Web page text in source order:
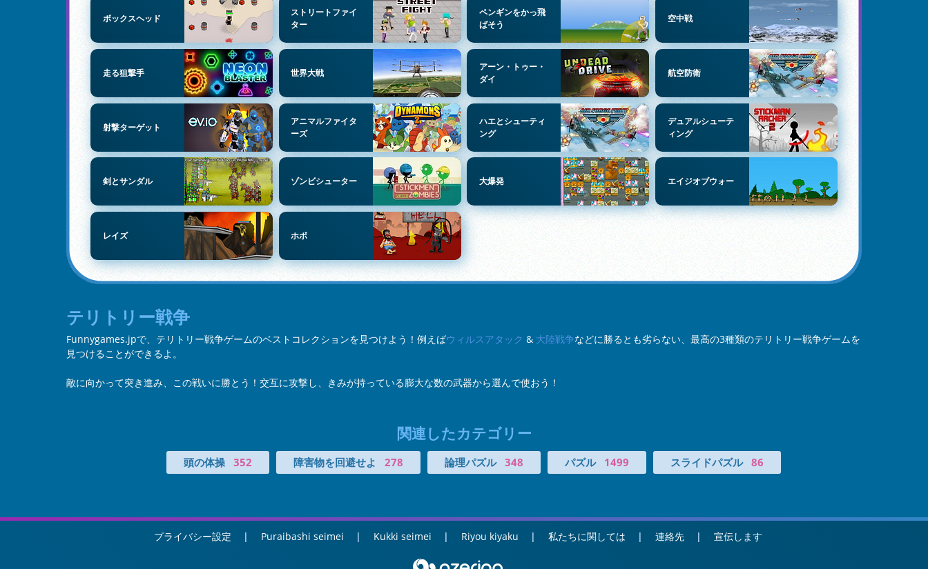
ボックスヘッド
ストリートファイ
ター
ペンギンをかっ飛
ばそう
空中戦
走る狙撃手 世界大戦
アーン・トゥー・
ダイ
航空防衛
射撃ターゲット
アニマルファイタ
ーズ
ハエとシューティ
ング
デュアルシューテ
ィング
剣とサンダル ゾンビシューター 大爆発 エイジオブウォー
レイズ ホボ
テリトリー戦争
Funnygames.jpで、テリトリー戦争ゲームのベストコレクションを見つけよう！例えばウィルスアタック & 大陸戦争などに勝るとも劣らない、最高の3種類のテリトリー戦争ゲームを
見つけることができるよ。
敵に向かって突き進み、この戦いに勝とう！交互に攻撃し、きみが持っている膨大な数の武器から選んで使おう！
関連したカテゴリー
頭の体操 352 障害物を回避せよ 278 論理パズル 348 パズル 1499 スライドパズル 86
プライバシー設定 Puraibashi seimei Kukki seimei Riyou kiyaku 私たちに関しては 連絡先 宣伝します